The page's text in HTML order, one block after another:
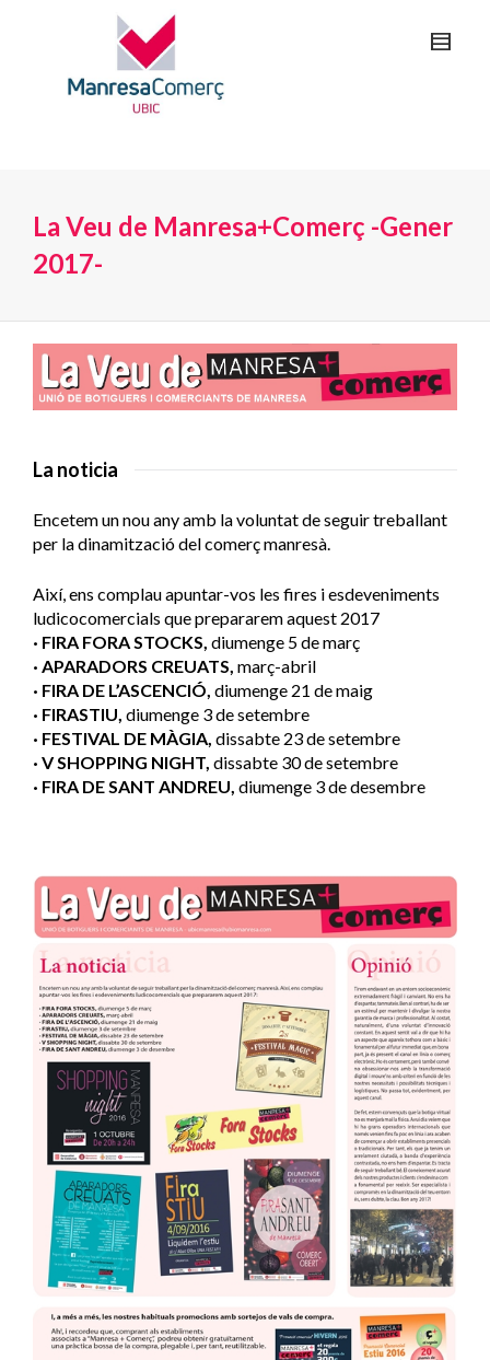
La Veu de Manresa+Comerç -Gener
2017-
La noticia
Encetem un nou any amb la voluntat de seguir treballant
per la dinamització del comerç manresà.
Així, ens complau apuntar-vos les fires i esdeveniments
ludicocomercials que prepararem aquest 2017
· FIRA FORA STOCKS, diumenge 5 de març
· APARADORS CREUATS, març-abril
· FIRA DE L’ASCENCIÓ, diumenge 21 de maig
· FIRASTIU, diumenge 3 de setembre
· FESTIVAL DE MÀGIA, dissabte 23 de setembre
· V SHOPPING NIGHT, dissabte 30 de setembre
· FIRA DE SANT ANDREU, diumenge 3 de desembre